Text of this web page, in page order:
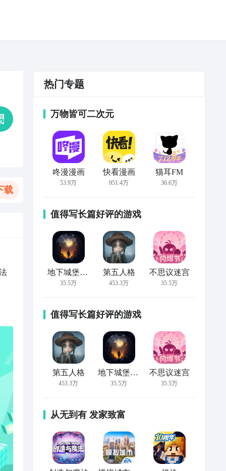
载
热门专题
万物皆可二次元
咚漫漫画
53.9万
快看漫画
951.4万
猫耳FM
36.6万
值得写长篇好评的游戏
地下城堡2:黑暗觉醒
35.5万
第五人格
453.3万
不思议迷宫
35.5万
值得写长篇好评的游戏
第五人格
453.3万
地下城堡2:黑暗觉醒
35.5万
不思议迷宫
35.5万
从无到有 发家致富